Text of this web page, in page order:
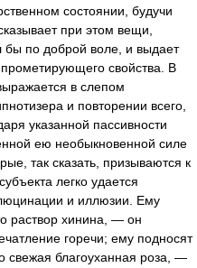
состоянии, будучи
при этом вещи,
бы по доброй воле, и выдает
свойства. В
в слепом
и повторении всего,
указанной пассивности
ею необыкновенной силе
так сказать, призываются к
легко удается
и иллюзии. Ему
раствор хинина, — он
горечи; ему подносят
свежая благоуханная роза, —